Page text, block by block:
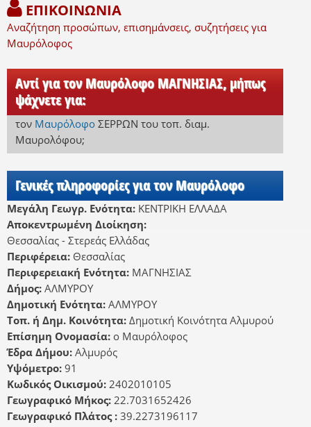
ΕΠΙΚΟΙΝΩΝΙΑ
Αναζήτηση προσώπων, επισημάνσεις, συζητήσεις για
Μαυρόλοφος
Αντί για τον Μαυρόλοφο ΜΑΓΝΗΣΙΑΣ, μήπως
ψάχνετε για:
τον Μαυρόλοφο ΣΕΡΡΩΝ του τοπ. διαμ.
Μαυρολόφου;
Γενικές πληροφορίες για τον Μαυρόλοφο
Μεγάλη Γεωγρ. Ενότητα: ΚΕΝΤΡΙΚΗ ΕΛΛΑΔΑ
Αποκεντρωμένη Διοίκηση:
Θεσσαλίας - Στερεάς Ελλάδας
Περιφέρεια: Θεσσαλίας
Περιφερειακή Ενότητα: ΜΑΓΝΗΣΙΑΣ
Δήμος: ΑΛΜΥΡΟΥ
Δημοτική Ενότητα: ΑΛΜΥΡΟΥ
Τοπ. ή Δημ. Κοινότητα: Δημοτική Κοινότητα Αλμυρού
Επίσημη Ονομασία: ο Μαυρόλοφος
Έδρα Δήμου: Αλμυρός
Υψόμετρο: 91
Κωδικός Οικισμού: 2402010105
Γεωγραφικό Μήκος: 22.7031652426
Γεωγραφικό Πλάτος : 39.2273196117